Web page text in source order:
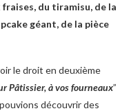
du tiramisu, de la
géant, de la pièce
le droit en deuxième
Pâtissier, à vos fourneaux”
découvrir des